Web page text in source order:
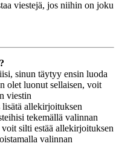
viestejä, jos niihin on joku
sinun täytyy ensin luoda
olet luonut sellaisen, voit
viestin
allekirjoituksen
tekemällä valinnan
voit silti estää allekirjoituksen
valinnan